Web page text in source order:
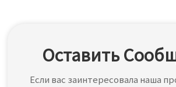
Оставить
Если вас заинтересовала наша